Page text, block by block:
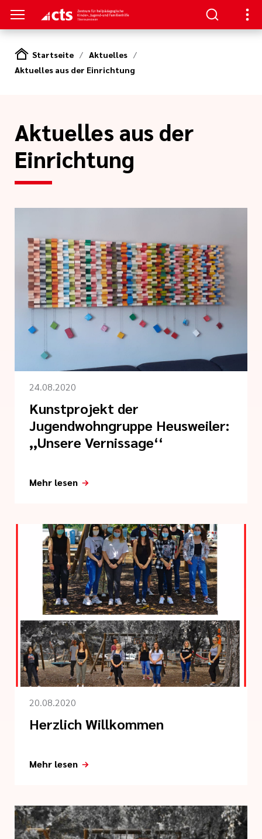
Ausrichtung
der cts
Einrichtung
Startseite
Aktuelles
Aktuelles aus der Einrichtung
Aktuelles aus der
Einrichtung
24.08.2020
Kunstprojekt der
Jugendwohngruppe Heusweiler:
,,Unsere Vernissage‘‘
Mehr lesen
20.08.2020
Herzlich Willkommen
Mehr lesen